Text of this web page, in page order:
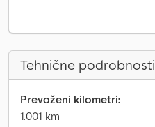
Tehnične podrobnosti
Prevoženi kilometri:
1.001 km